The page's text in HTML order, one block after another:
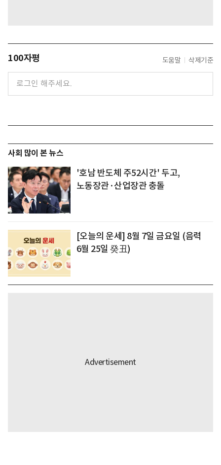
100자평 도움말 삭제기준
사회 많이 본 뉴스
'호남 반도체 주52시간' 두고,
노동장관·산업장관 충돌
[오늘의 운세] 8월 7일 금요일 (음력
6월 25일 癸丑)